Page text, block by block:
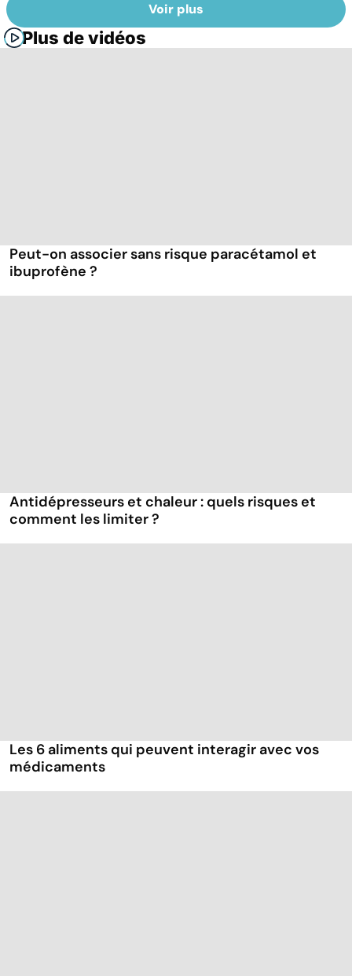
Voir plus
Plus de vidéos
Peut-on associer sans risque paracétamol et
ibuprofène ?
Antidépresseurs et chaleur : quels risques et
comment les limiter ?
Les 6 aliments qui peuvent interagir avec vos
médicaments